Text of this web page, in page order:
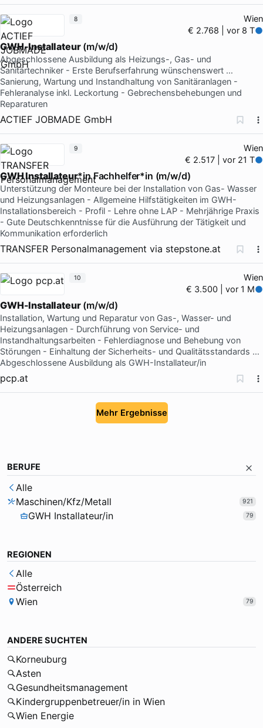
Wien
€ 2.768 | vor 8 T
GWH-Installateur(m/w/d)
Abgeschlossene Ausbildung als Heizungs-, Gas- und
Sanitärtechniker - Erste Berufserfahrung wünschenswert …
Sanierung, Wartung und Instandhaltung von Sanitäranlagen -
Fehleranalyse inkl. Leckortung - Gebrechensbehebungen und
Reparaturen
ACTIEF JOBMADE GmbH
8
Wien
€ 2.517 | vor 21 T
GWH Installateur*in Fachhelfer*in (m/w/d)
Unterstützung der Monteure bei der Installation von Gas- Wasser
und Heizungsanlagen - Allgemeine Hilfstätigkeiten im GWH-
Installationsbereich - Profil - Lehre ohne LAP - Mehrjährige Praxis
- Gute Deutschkenntnisse für die Ausführung der Tätigkeit und
Kommunikation erforderlich
TRANSFER Personalmanagement via stepstone.at
9
Wien
€ 3.500 | vor 1 M
GWH-Installateur(m/w/d)
Installation, Wartung und Reparatur von Gas-, Wasser- und
Heizungsanlagen - Durchführung von Service- und
Instandhaltungsarbeiten - Fehlerdiagnose und Behebung von
Störungen - Einhaltung der Sicherheits- und Qualitätsstandards …
Abgeschlossene Ausbildung als GWH-Installateur/in
pcp.at
10
Mehr Ergebnisse
BERUFE
Alle
Maschinen/Kfz/Metall
921
GWH Installateur/in 79
REGIONEN
Alle
Österreich
Wien
79
ANDERE SUCHTEN
Korneuburg
Asten
Gesundheitsmanagement
Kindergruppenbetreuer/in in Wien
Wien Energie